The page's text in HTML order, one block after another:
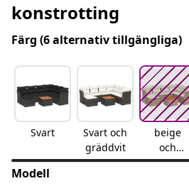
konstrotting
Färg (6 alternativ tillgängliga)
Svart
Svart och
gräddvit
beige
och
gräddvit
Modell